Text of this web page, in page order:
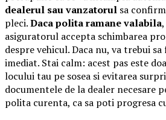
dealerul sau vanzatorul sa
pleci.Daca polita ramane valabila
asiguratorul accepta schimbarea
despre vehicul. Daca nu, va trebui
imediat. Stai calm: acest pas este
locului tau pe sosea si evitarea
documentele de la dealer necesare
polita curenta, ca sa poti progresa